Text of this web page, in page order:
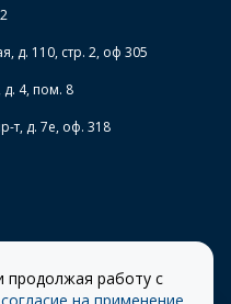
д. 110, стр. 2, оф 305
д. 4, пом. 8
т, д. 7е, оф. 318
продолжая работу с